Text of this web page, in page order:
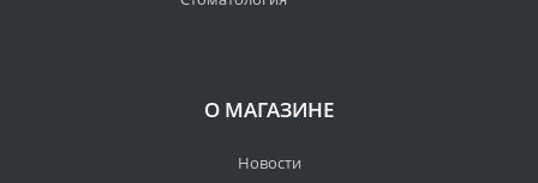
О МАГАЗИНЕ
Новости